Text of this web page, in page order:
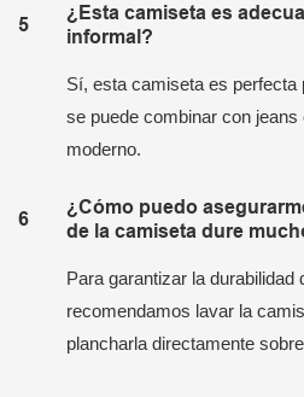
5
¿Esta camiseta es
informal?
Sí, esta camiseta es perfecta
se puede combinar con
moderno.
6
¿Cómo puedo
de la camiseta dure
Para garantizar la durabilidad
recomendamos lavar la
plancharla directamente